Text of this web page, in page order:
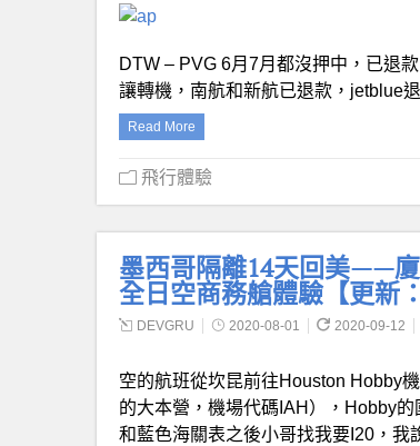
DTW – PVG 6月7月都沒押中，已退
讓轉機，南航和新航已退款，jetblue
Read More
飛行體驗
墨西哥隔離14天回美——
全日空商務艙體驗【更新
DEVGRU 2020-08-01 2020-09-12
空的航班從坎昆前往Houston Hobby
的大本營，機場代碼IAH），Hobby
和藍色海關表之後小哥找我要I20，